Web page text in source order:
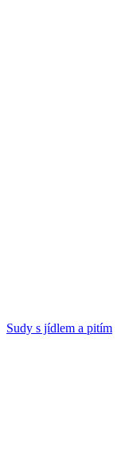
Sudy s jídlem a pitím